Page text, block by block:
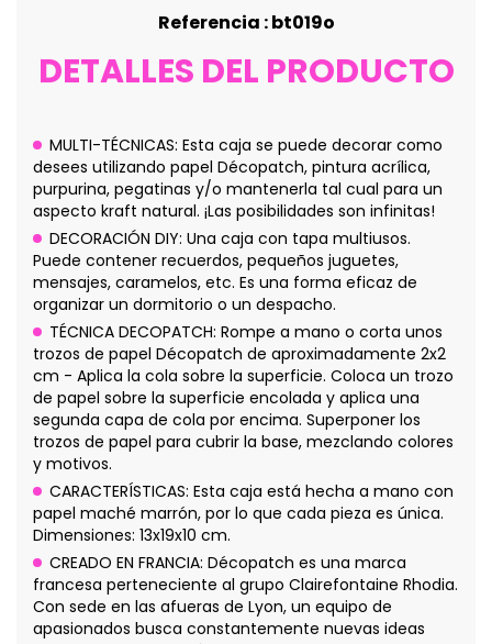
Referencia : bt019o
DETALLES DEL PRODUCTO
MULTI-TÉCNICAS: Esta caja se puede decorar como
desees utilizando papel Décopatch, pintura acrílica,
purpurina, pegatinas y/o mantenerla tal cual para un
aspecto kraft natural. ¡Las posibilidades son infinitas!
DECORACIÓN DIY: Una caja con tapa multiusos.
Puede contener recuerdos, pequeños juguetes,
mensajes, caramelos, etc. Es una forma eficaz de
organizar un dormitorio o un despacho.
TÉCNICA DECOPATCH: Rompe a mano o corta unos
trozos de papel Décopatch de aproximadamente 2x2
cm - Aplica la cola sobre la superficie. Coloca un trozo
de papel sobre la superficie encolada y aplica una
segunda capa de cola por encima. Superponer los
trozos de papel para cubrir la base, mezclando colores
y motivos.
CARACTERÍSTICAS: Esta caja está hecha a mano con
papel maché marrón, por lo que cada pieza es única.
Dimensiones: 13x19x10 cm.
CREADO EN FRANCIA: Décopatch es una marca
francesa perteneciente al grupo Clairefontaine Rhodia.
Con sede en las afueras de Lyon, un equipo de
apasionados busca constantemente nuevas ideas